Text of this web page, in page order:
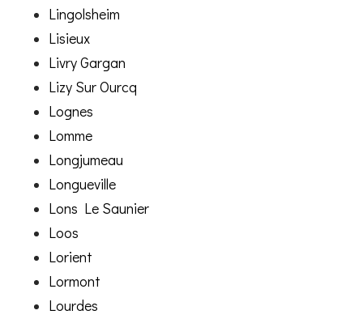
Lingolsheim
Lisieux
Livry Gargan
Lizy Sur Ourcq
Lognes
Lomme
Longjumeau
Longueville
Lons Le Saunier
Loos
Lorient
Lormont
Lourdes